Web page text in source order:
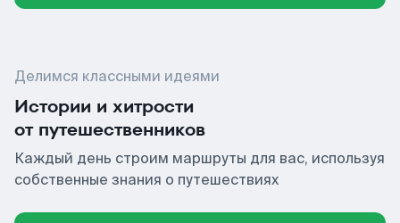
Делимся классными идеями
Истории и хитрости
от путешественников
Каждый день строим маршруты для вас, используя
собственные знания о путешествиях